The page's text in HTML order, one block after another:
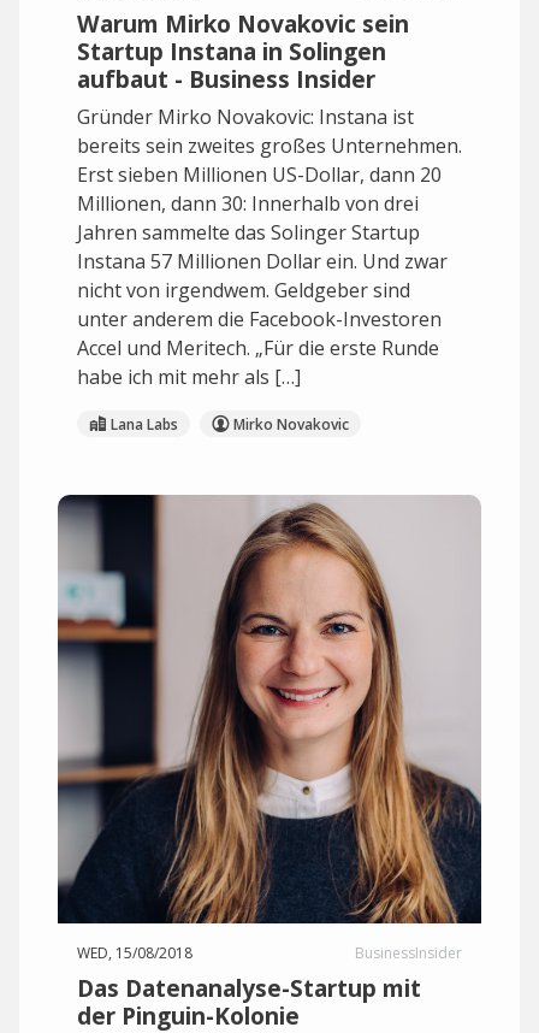
Warum Mirko Novakovic sein
Startup Instana in Solingen
aufbaut - Business Insider
Gründer Mirko Novakovic: Instana ist
bereits sein zweites großes Unternehmen.
Erst sieben Millionen US-Dollar, dann 20
Millionen, dann 30: Innerhalb von drei
Jahren sammelte das Solinger Startup
Instana 57 Millionen Dollar ein. Und zwar
nicht von irgendwem. Geldgeber sind
unter anderem die Facebook-Investoren
Accel und Meritech. „Für die erste Runde
habe ich mit mehr als […]
Lana Labs Mirko Novakovic
WED, 15/08/2018 BusinessInsider
Das Datenanalyse-Startup mit
der Pinguin-Kolonie